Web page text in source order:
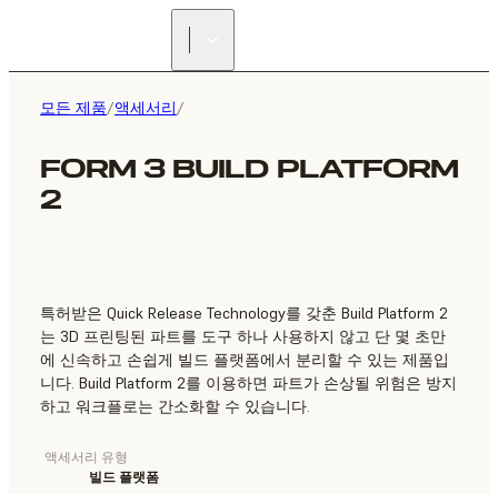
모든 제품/액세서리/
FORM 3 BUILD PLATFORM
2
특허받은 Quick Release Technology를 갖춘 Build Platform 2
는 3D 프린팅된 파트를 도구 하나 사용하지 않고 단 몇 초만
에 신속하고 손쉽게 빌드 플랫폼에서 분리할 수 있는 제품입
니다. Build Platform 2를 이용하면 파트가 손상될 위험은 방지
하고 워크플로는 간소화할 수 있습니다.
액세서리 유형
빌드 플랫폼